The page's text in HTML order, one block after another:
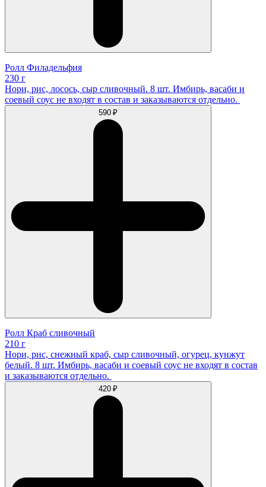
Ролл Филадельфия
230 г
Нори, рис, лосось, сыр сливочный. 8 шт. Имбирь, васаби и
соевый соус не входят в состав и заказываются отдельно.
590 ₽
Ролл Краб сливочный
210 г
Нори, рис, снежный краб, сыр сливочный, огурец, кунжут
белый. 8 шт. Имбирь, васаби и соевый соус не входят в состав
и заказываются отдельно.
420 ₽